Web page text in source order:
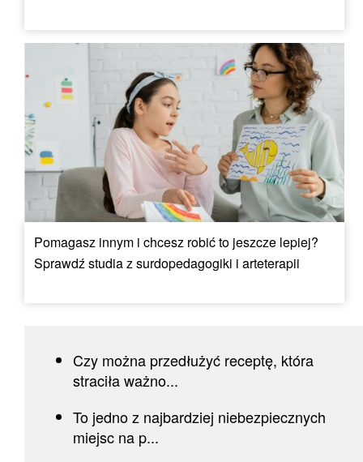
Pomagasz innym i chcesz robić to jeszcze lepiej?
Sprawdź studia z surdopedagogiki i arteterapii
Czy można przedłużyć receptę, która
straciła ważno...
To jedno z najbardziej niebezpiecznych
miejsc na p...